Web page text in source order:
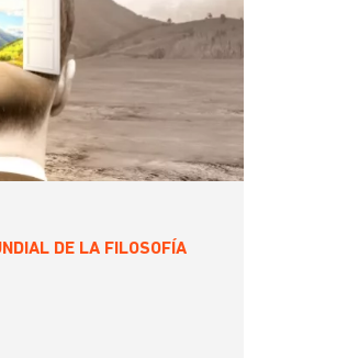
DE LA FILOSOFÍA